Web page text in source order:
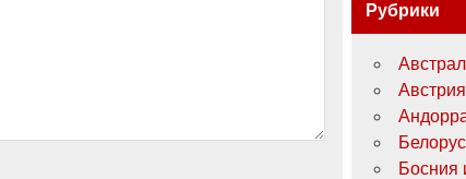
Рубрики
Австрия
Босния